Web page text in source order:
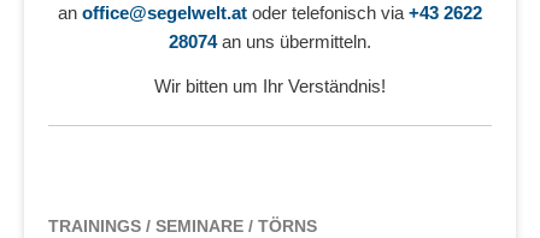
an office@segelwelt.at oder telefonisch via +43 2622
28074an uns übermitteln.
Wir bitten um Ihr Verständnis!
TRAININGS / SEMINARE / TÖRNS